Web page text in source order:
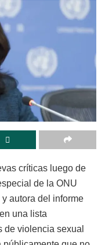
críticas luego de
de la ONU
autora del informe
una lista
violencia sexual